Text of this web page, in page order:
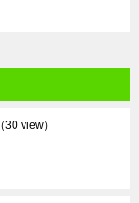
（30 view）